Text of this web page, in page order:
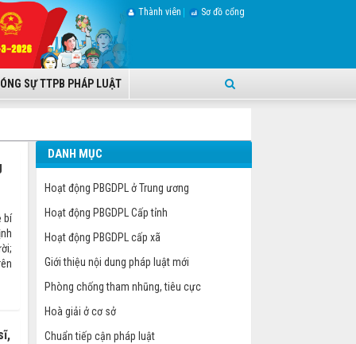
SỰ TTPB PHÁP LUẬT
Thành viên Sơ đồ cổng
bí
DANH MỤC
Hoạt động PBGDPL ở Trung ương
Hoạt động PBGDPL Cấp tỉnh
Hoạt động PBGDPL cấp xã
Giới thiệu nội dung pháp luật mới
Phòng chống tham nhũng, tiêu cực
Hoà giải ở cơ sở
Chuẩn tiếp cận pháp luật